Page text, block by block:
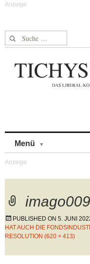
Suche nach:
Menü
PUBLISHED ON 5. JUNI
HAT AUCH DIE
RESOLUTION (620 × 413)